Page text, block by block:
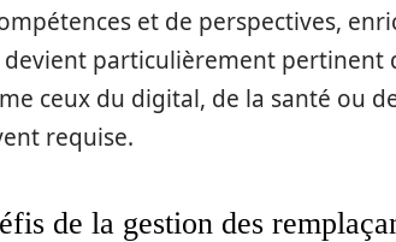
et de perspectives,
devient particulièrement pertinent
ceux du digital, de la santé ou
requise.
de la gestion des